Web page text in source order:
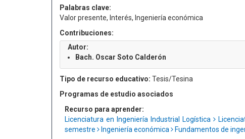
Palabras clave:
Valor presente, Interés, Ingeniería económica
Contribuciones:
Autor:
Bach. Oscar Soto Calderón
Tipo de recurso educativo: Tesis/Tesina
Programas de estudio asociados
Recurso para aprender:
Licenciatura en Ingeniería Industrial Logística
semestre
Ingeniería económica Fundamentos de